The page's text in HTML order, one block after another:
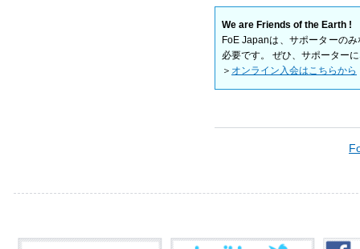
We are Friends of the Earth !
FoE Japanは、サポーターの
必要です。 ぜひ、サポーター
＞ オンライン入会はこちらから